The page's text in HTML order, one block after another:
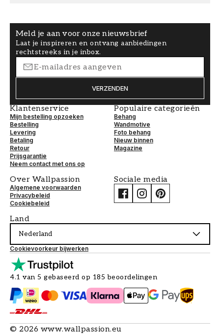
Meld je aan voor onze nieuwsbrief
Laat je inspireren en ontvang aanbiedingen
rechtstreeks in je inbox.
VERZENDEN
Klantenservice
Mijn bestelling opzoeken
Bestelling
Levering
Betaling
Retour
Prijsgarantie
Neem contact met ons op
Populaire categorieën
Behang
Wandmotive
Foto behang
Nieuw binnen
Magazine
Over Wallpassion
Algemene voorwaarden
Privacybeleid
Cookiebeleid
Sociale media
Land
Nederland
Cookievoorkeur bijwerken
4.1 van 5 gebaseerd op 185 beoordelingen
© 2026 www.wallpassion.eu